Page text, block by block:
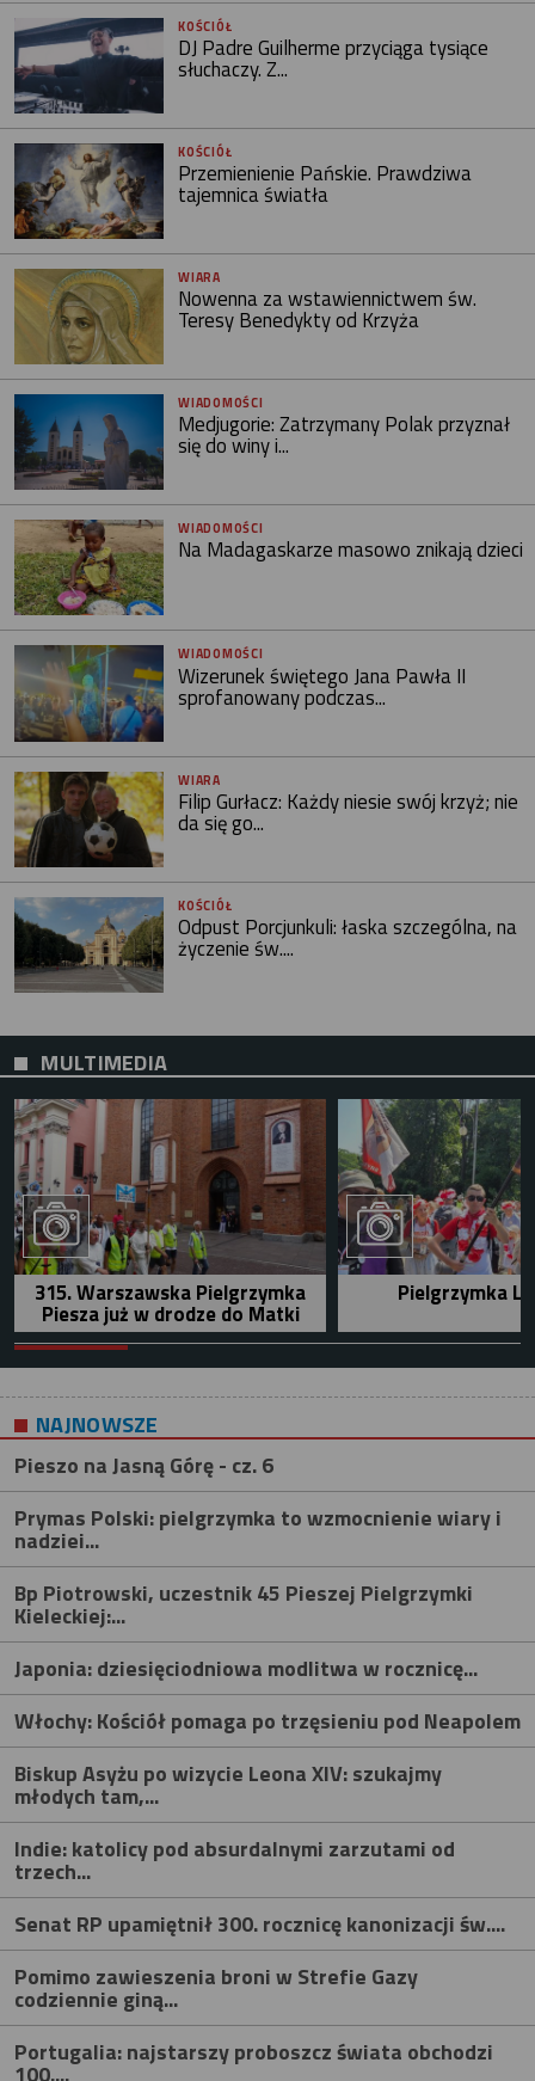
KOŚCIÓŁ
DJ Padre Guilherme przyciąga tysiące
słuchaczy. Z...
KOŚCIÓŁ
Przemienienie Pańskie. Prawdziwa
tajemnica światła
WIARA
Nowenna za wstawiennictwem św.
Teresy Benedykty od Krzyża
WIADOMOŚCI
Medjugorie: Zatrzymany Polak przyznał
się do winy i...
WIADOMOŚCI
Na Madagaskarze masowo znikają dzieci
WIADOMOŚCI
Wizerunek świętego Jana Pawła II
sprofanowany podczas...
WIARA
Filip Gurłacz: Każdy niesie swój krzyż; nie
da się go...
KOŚCIÓŁ
Odpust Porcjunkuli: łaska szczególna, na
życzenie św....
MULTIMEDIA
315. Warszawska Pielgrzymka
Piesza już w drodze do Matki
Pielgrzymka
NAJNOWSZE
Pieszo na Jasną Górę - cz. 6
Prymas Polski: pielgrzymka to wzmocnienie wiary i
nadziei...
Bp Piotrowski, uczestnik 45 Pieszej Pielgrzymki
Kieleckiej:...
Japonia: dziesięciodniowa modlitwa w rocznicę...
Włochy: Kościół pomaga po trzęsieniu pod Neapolem
Biskup Asyżu po wizycie Leona XIV: szukajmy
młodych tam,...
Indie: katolicy pod absurdalnymi zarzutami od
trzech...
Senat RP upamiętnił 300. rocznicę kanonizacji św....
Pomimo zawieszenia broni w Strefie Gazy
codziennie giną...
Portugalia: najstarszy proboszcz świata obchodzi
100....